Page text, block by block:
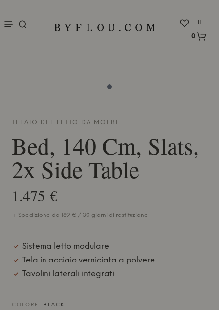
IT
0
TELAIO DEL LETTO DA MOEBE
Bed, 140 Cm, Slats,
2x Side Table
1.475 €
+ Spedizione da 189 € / 30 giorni di restituzione
Sistema letto modulare
Tela in acciaio verniciata a polvere
Tavolini laterali integrati
COLORE: BLACK